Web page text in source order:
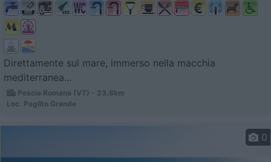
Direttamente sul mare, immerso nella macchia
mediterranea...
Pescia Romana (VT) - 23.8km
Loc. Paglito Grande
0